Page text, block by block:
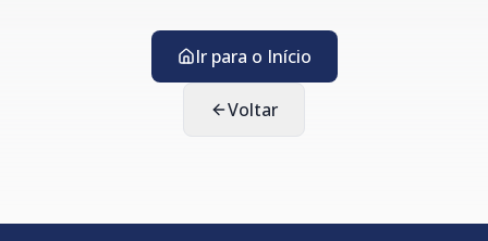
Ir para o Início
Voltar